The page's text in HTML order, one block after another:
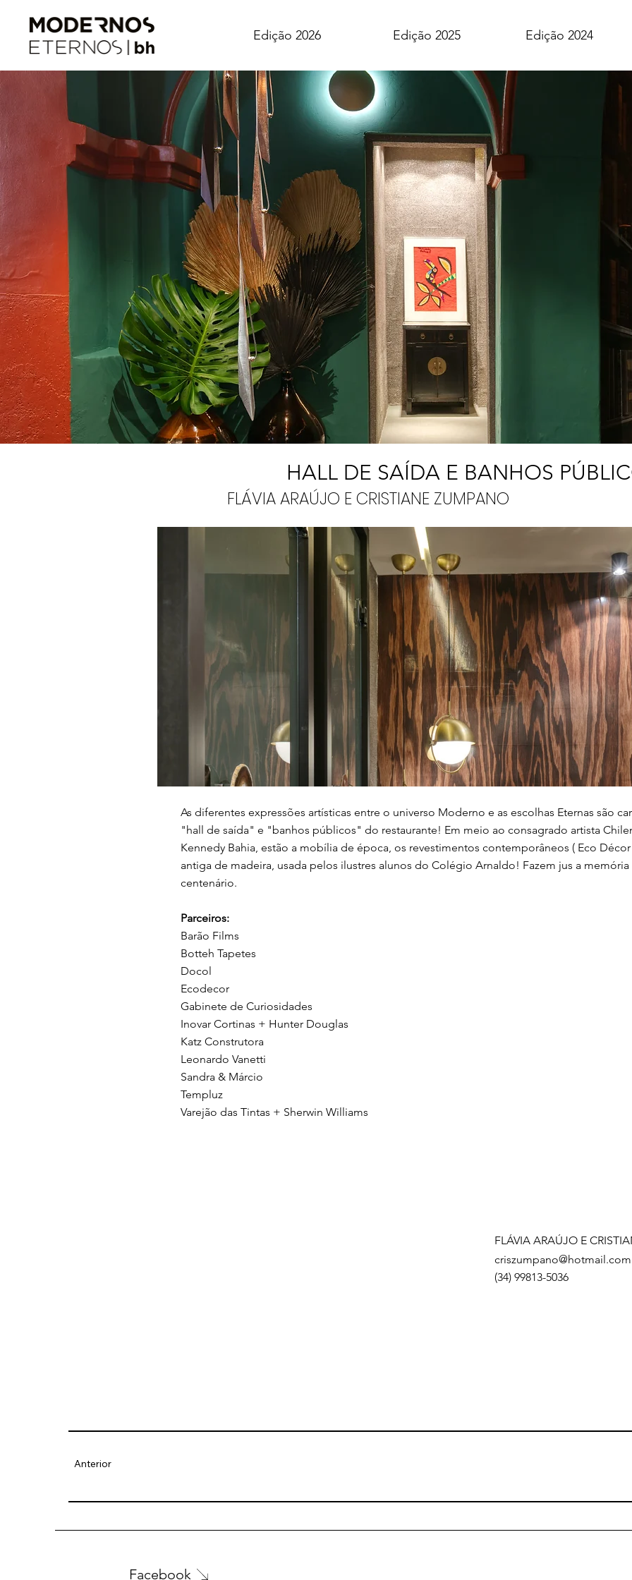
Edição 2026 Edição 2025 Edição 2024
HALL DE SAÍDA E BANHOS
FLÁVIA ARAÚJO E CRISTIANE ZUMPANO
As diferentes expressões artísticas entre o universo Moderno e as escolhas Eternas são
"hall de saída" e "banhos públicos" do restaurante! Em meio ao consagrado artista
Kennedy Bahia, estão a mobília de época, os revestimentos contemporâneos ( Eco
antiga de madeira, usada pelos ilustres alunos do Colégio Arnaldo! Fazem jus a
centenário.
Parceiros:
Barão Films
Botteh Tapetes
Docol
Ecodecor
Gabinete de Curiosidades
Inovar Cortinas + Hunter Douglas
Katz Construtora
Leonardo Vanetti
Sandra & Márcio
Templuz
Varejão das Tintas + Sherwin Williams
FLÁVIA ARAÚJO E
criszumpano@hotmail.com
(34) 99813-5036
Anterior
Facebook